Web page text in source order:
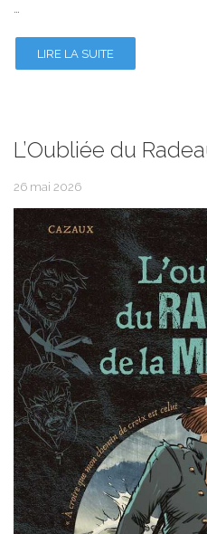
…
LIRE LA SUITE
L’Oubliée du
26 mai 2026